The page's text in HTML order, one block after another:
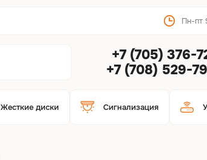
Пн-пт
+7 (705) 376-
+7 (708) 529-
Жесткие диски Сигнализация